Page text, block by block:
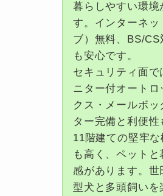
暮らしやすい環境
す。インターネッ
ブ）無料、BS/
も安心です。
セキュリティ面で
ニター付オートロ
クス・メールボ
ター完備と利便性
11階建ての堅牢
も高く、ペット
感があります。
型犬と多頭飼いを